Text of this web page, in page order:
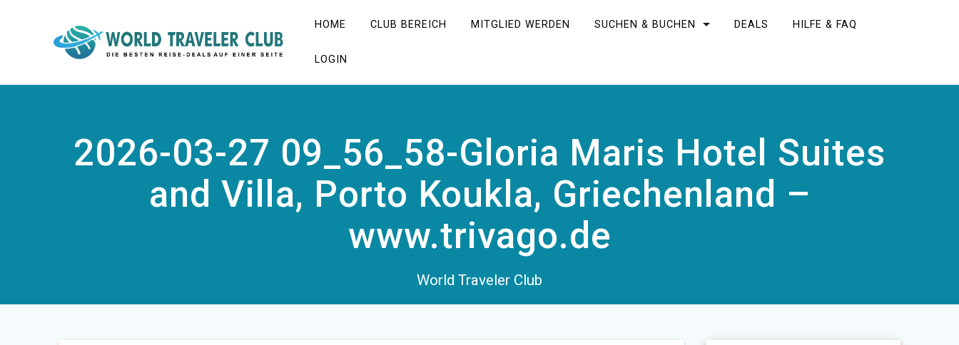
HOME CLUB BEREICH MITGLIED WERDEN SUCHEN & BUCHEN DEALS HILFE & FAQ
LOGIN
2026-03-27 09_56_58-Gloria Maris Hotel Suites
and Villa, Porto Koukla, Griechenland –
www.trivago.de
World Traveler Club